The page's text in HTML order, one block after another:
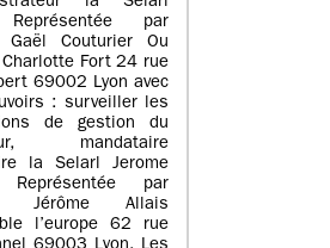
par
Gaël Couturier Ou
Fort 24 rue
69002 Lyon avec
: surveiller les
de gestion du
mandataire
la Selarl Jerome
Représentée par
Jérôme Allais
l’europe 62 rue